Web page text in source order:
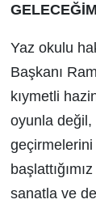
Yaz okulu
Başkanı
kıymetli
oyunla değil,
sanatla ve